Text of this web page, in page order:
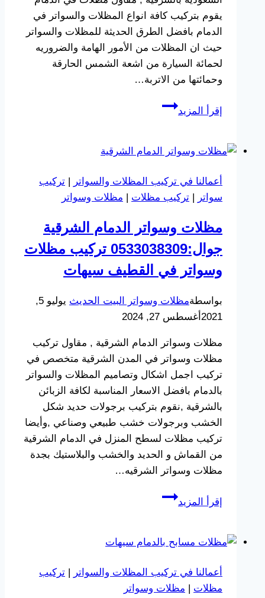
يقوم بتركيب كافة انواع المظلات والسواتر في
الدمام بافضل الطرق الحديثة للمظلات والسواتر
حيث ان المظلات من الأمور الهامة والضروريه
لحمائة السيارة من اشعة الشمس الحارقة
وحمائتها من الاتربة…
إقرأ المزيد
ارخص
بالدمام
افضل
مقاول
مظلات
سيارات
متحركة
في
الدمام
أعمالنا في تركيب المظلات والسواتر | تركيب
سواتر | تركيب مظلات | مظلات وسواتر
مظلات وسواتر الدمام الشرقية
جوال:0533038309 تركيب مظلات
وسواتر في القطيف سيهات
بواسطةمظلات وسواتر البيت الحديث
يوليو 5,
2021 أغسطس 27, 2024
مظلات وسواتر الدمام الشرقية , مقاول تركيب
مظلات وسواتر في المدن الشرقية متخصص في
تركيب اجمل اشكال وتصاميم المظلات والسواتر
بالدمام بافضل الاسعار المناسبة لكافة الزبائن
بالشرقية ,نقوم بتركيب برجولات حديد شكل
الخشب وبرجولات خشب طبيعي وصناعي ,وأيضا
تركيب مظلات لسطح المنزل في الدمام الشرقية
من القماش و الحديد والخشب والبلاستيك بجدة
مظلات وسواتر الشرقيه…
إقرأ المزيد
مظلات
الشرقية
تركيب
مظلات
أعمالنا في تركيب المظلات والسواتر | تركيب
مظلات | مظلات وسواتر